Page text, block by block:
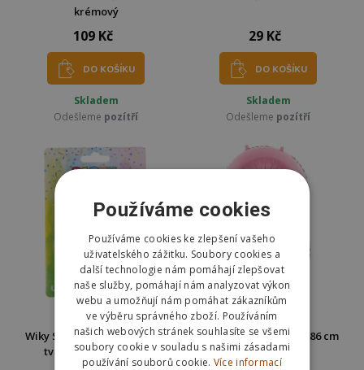
krémový
109 Kč
DO KOŠÍKU
Skladem
Odešleme pozítří
29 Kč
DO KOŠÍKU
Skladem
Odešleme pozítří
Wiky Svíčky na dort 4ks + ve
tvaru čísla 8 - modrá
Velký fóliový balónek 86 cm
růžový - číslo 8
Používáme cookies
Používáme cookies ke zlepšení vašeho
uživatelského zážitku. Soubory cookies a
další technologie nám pomáhají zlepšovat
naše služby, pomáhají nám analyzovat výkon
webu a umožňují nám pomáhat zákazníkům
ve výběru správného zboží. Používáním
našich webových stránek souhlasíte se všemi
soubory cookie v souladu s našimi zásadami
používání souborů cookie. Více informací